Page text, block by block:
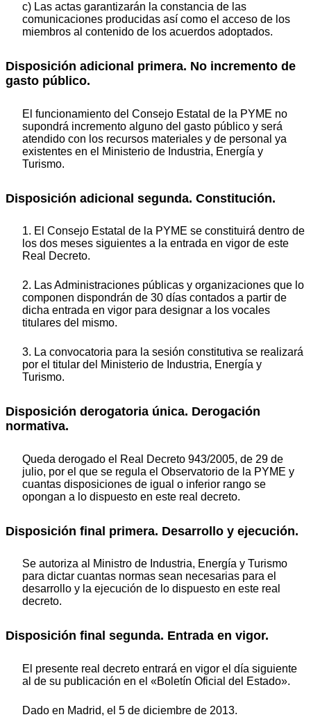
c) Las actas garantizarán la constancia de las
comunicaciones producidas así como el acceso de los
miembros al contenido de los acuerdos adoptados.
Disposición adicional primera. No incremento de
gasto público.
El funcionamiento del Consejo Estatal de la PYME no
supondrá incremento alguno del gasto público y será
atendido con los recursos materiales y de personal ya
existentes en el Ministerio de Industria, Energía y
Turismo.
Disposición adicional segunda. Constitución.
1. El Consejo Estatal de la PYME se constituirá dentro de
los dos meses siguientes a la entrada en vigor de este
Real Decreto.
2. Las Administraciones públicas y organizaciones que lo
componen dispondrán de 30 días contados a partir de
dicha entrada en vigor para designar a los vocales
titulares del mismo.
3. La convocatoria para la sesión constitutiva se realizará
por el titular del Ministerio de Industria, Energía y
Turismo.
Disposición derogatoria única. Derogación
normativa.
Queda derogado el Real Decreto 943/2005, de 29 de
julio, por el que se regula el Observatorio de la PYME y
cuantas disposiciones de igual o inferior rango se
opongan a lo dispuesto en este real decreto.
Disposición final primera. Desarrollo y ejecución.
Se autoriza al Ministro de Industria, Energía y Turismo
para dictar cuantas normas sean necesarias para el
desarrollo y la ejecución de lo dispuesto en este real
decreto.
Disposición final segunda. Entrada en vigor.
El presente real decreto entrará en vigor el día siguiente
al de su publicación en el «Boletín Oficial del Estado».
Dado en Madrid, el 5 de diciembre de 2013.